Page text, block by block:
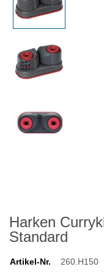
Harken
Standard
Artikel-Nr.
260.H150